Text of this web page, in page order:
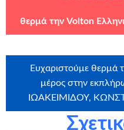
θερμά την Volton
Ευχαριστούμε θερμά
μέρος στην
ΙΩΑΚΕΙΜΙΔΟΥ,